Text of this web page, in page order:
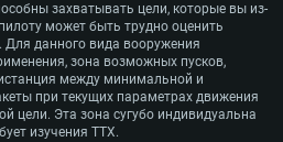
захватывать цели, которые вы из-
может быть трудно оценить
Для данного вида вооружения
зона возможных пусков,
между минимальной и
при текущих параметрах движения
цели. Эта зона сугубо индивидуальна
изучения ТТХ.